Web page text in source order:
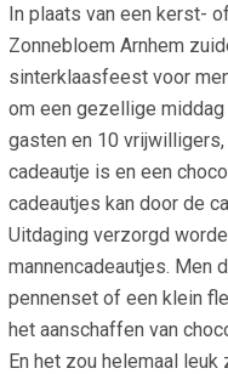
In plaats van een kerst-
Zonnebloem Arnhem
sinterklaasfeest voor
om een gezellige
gasten en 10
cadeautje is en een
cadeautjes kan door de
Uitdaging verzorgd
mannencadeautjes. Men
pennenset of een klein
het aanschaffen van
En het zou helemaal